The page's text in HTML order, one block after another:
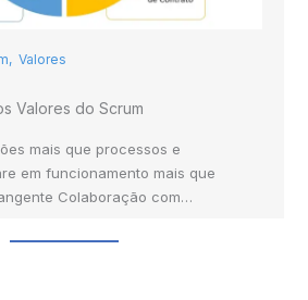
, Valores
Valores do Scrum
mais que processos e
em funcionamento mais que
Colaboração com…